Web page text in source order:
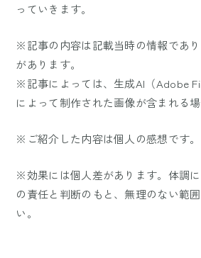
っていきます。
※記事の内容は記載当時の情報であ
があります。
※記事によっては、生成AI（Adobe
によって制作された画像が含まれる場
※ご紹介した内容は個人の感想です。
※効果には個人差があります。体調
の責任と判断のもと、無理のない範
い。